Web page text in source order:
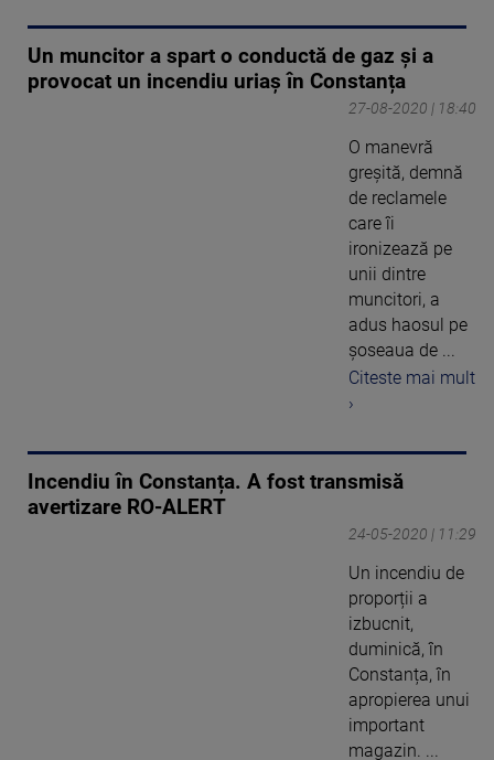
Un muncitor a spart o conductă de gaz și a
provocat un incendiu uriaș în Constanța
27-08-2020 | 18:40
O manevră
greșită, demnă
de reclamele
care îi
ironizează pe
unii dintre
muncitori, a
adus haosul pe
șoseaua de ...
Citeste mai mult
›
Incendiu în Constanța. A fost transmisă
avertizare RO-ALERT
24-05-2020 | 11:29
Un incendiu de
proporții a
izbucnit,
duminică, în
Constanța, în
apropierea unui
important
magazin. ...